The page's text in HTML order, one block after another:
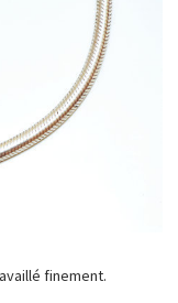
finement.